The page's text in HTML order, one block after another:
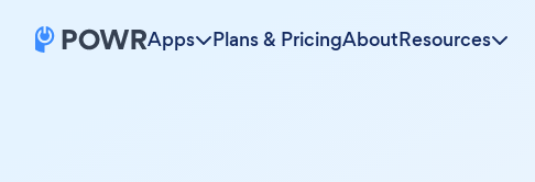
Apps Plans & PricingAboutResources